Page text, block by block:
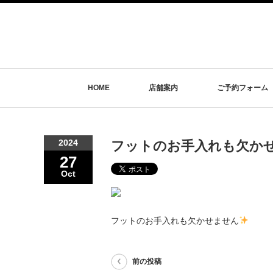
HOME 店舗案内 ご予約フォーム
2024
27
Oct
フットのお手入れも欠か
フットのお手入れも欠かせません
前の投稿